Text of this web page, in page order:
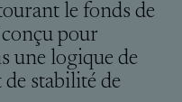
le fonds de
pour
une logique de
stabilité de